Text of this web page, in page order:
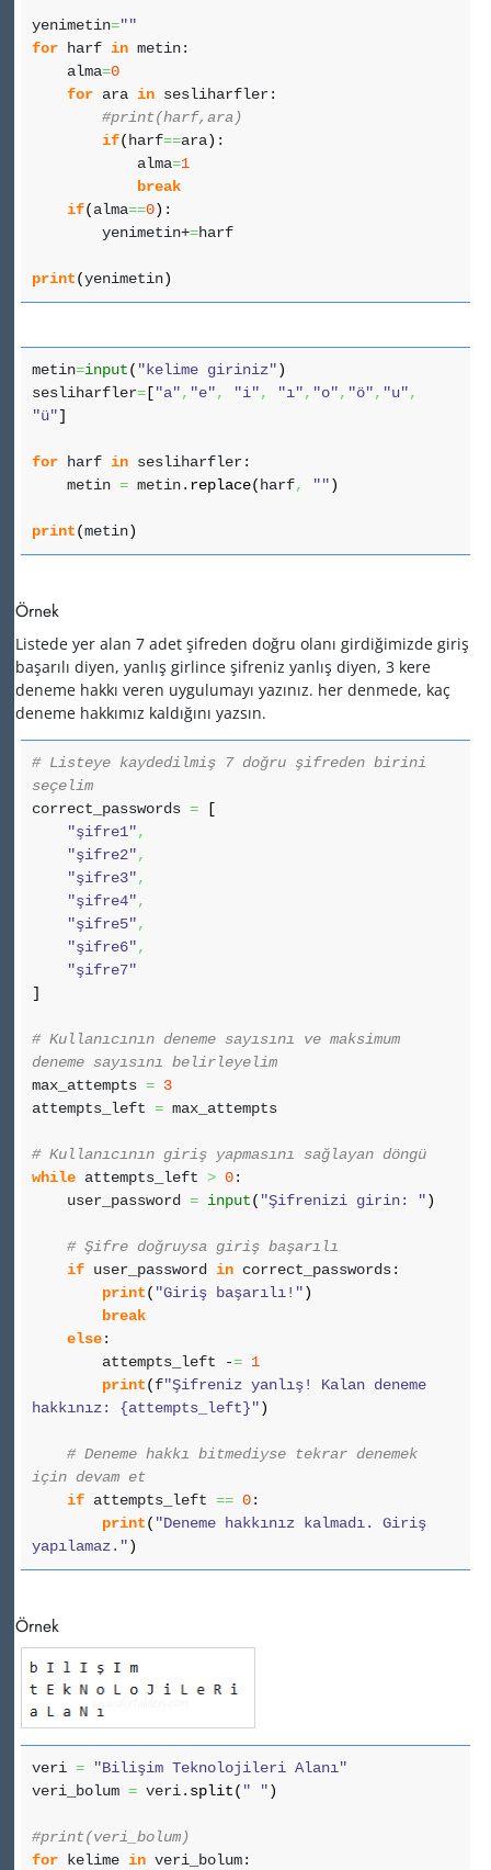
yenimetin=""
for harf in metin:
alma=0
for ara in sesliharfler:
#print(harf,ara)
if(harf==ara) :
alma=1
break
if(alma==0) :
yenimetin+=harf
print(yenimetin)
metin=input( "kelime giriniz")
sesliharfler= ["a", "e", "i", "ı", "o", "ö", "u",
"ü"]
for harf in sesliharfler:
metin = metin. replace(harf, "")
print(metin)
Örnek
Listede yer alan 7 adet şifreden doğru olanı girdiğimizde giriş
başarılı diyen, yanlış girlince şifreniz yanlış diyen, 3 kere
deneme hakkı veren uygulumayı yazınız. her denmede, kaç
deneme hakkımız kaldığını yazsın.
# Listeye kaydedilmiş 7 doğru şifreden birini
seçelim
correct_passwords =
[
"şifre1",
"şifre2",
"şifre3",
"şifre4",
"şifre5",
"şifre6",
"şifre7"
]
# Kullanıcının deneme sayısını ve maksimum
deneme sayısını belirleyelim
max_attempts = 3
attempts_left = max_attempts
# Kullanıcının giriş yapmasını sağlayan döngü
while attempts_left > 0:
user_password = input( "Şifrenizi girin: ")
# Şifre doğruysa giriş başarılı
if user_password in correct_passwords:
print( "Giriş başarılı!")
break
else:
attempts_left -= 1
print(f"Şifreniz yanlış! Kalan deneme
hakkınız: {attempts_left}")
# Deneme hakkı bitmediyse tekrar denemek
için devam et
if attempts_left == 0:
print( "Deneme hakkınız kalmadı. Giriş
yapılamaz.")
Örnek
veri =
"Bilişim Teknolojileri Alanı"
veri_bolum = veri. split( " ")
#print(veri_bolum)
for kelime in veri_bolum: